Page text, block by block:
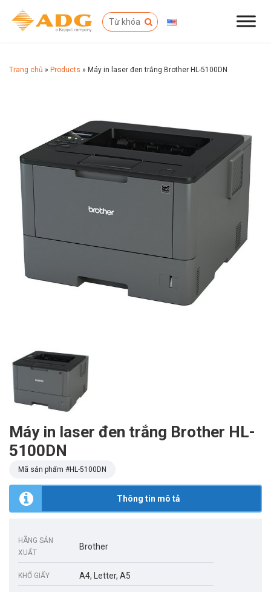
Trang chủ » Products » Máy in laser đen trắng Brother HL-5100DN
Máy in laser đen trắng Brother HL-
5100DN
Mã sản phẩm #HL-5100DN
Thông tin mô tả
HÃNG SẢN
XUẤT
Brother
KHỔ GIẤY A4, Letter, A5